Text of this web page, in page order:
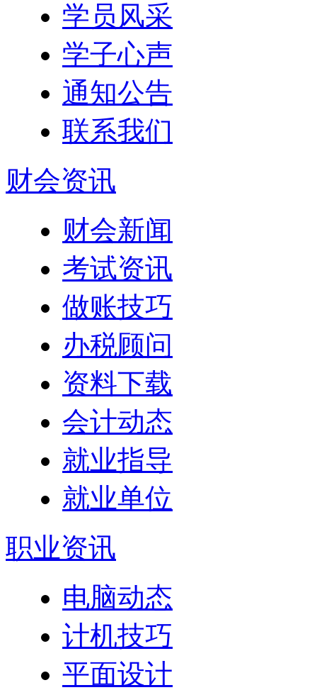
学员风采
学子心声
通知公告
联系我们
财会资讯
财会新闻
考试资讯
做账技巧
办税顾问
资料下载
会计动态
就业指导
就业单位
职业资讯
电脑动态
计机技巧
平面设计